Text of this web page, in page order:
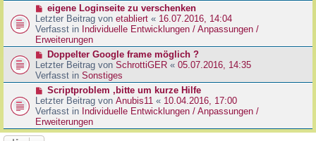
a
g
r
B
e
i
t
a
g
N
e
u
e
r
B
e
i
r
a
g
eigene Loginseite zu verschenken
Letzter Beitrag von etabliert « 16.07.2016, 14:04
Verfasst in Individuelle Entwicklungen / Anpassungen /
Erweiterungen
N
e
u
e
r
B
e
i
t
Doppelter Google frame möglich ?
Letzter Beitrag von SchrottiGER « 05.07.2016, 14:35
Verfasst in Sonstiges
N
e
u
e
r
Scriptproblem ,bitte um kurze Hilfe
Letzter Beitrag von Anubis11 « 10.04.2016, 17:00
Verfasst in Individuelle Entwicklungen / Anpassungen /
Erweiterungen